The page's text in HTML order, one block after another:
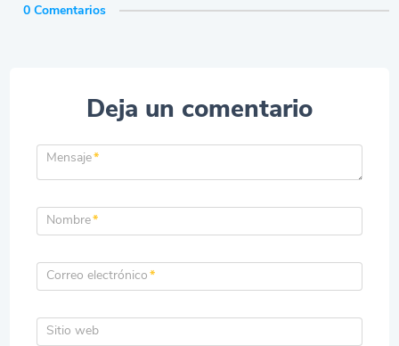
0 Comentarios
Deja un comentario
Mensaje*
Nombre*
Correo electrónico*
Sitio web